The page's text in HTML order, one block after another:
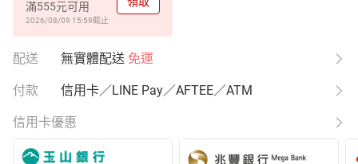
滿555元可用
2026/08/09 15:59截止
配送 無實體配送 免運
付款 信用卡／LINE Pay／AFTEE／ATM
信用卡優惠